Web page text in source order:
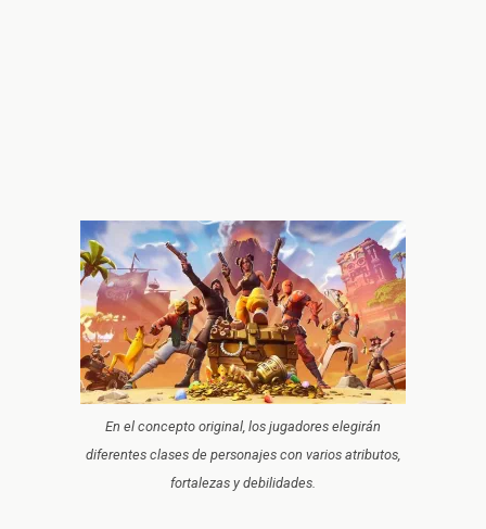
En el concepto original, los jugadores elegirán
diferentes clases de personajes con varios atributos,
fortalezas y debilidades.